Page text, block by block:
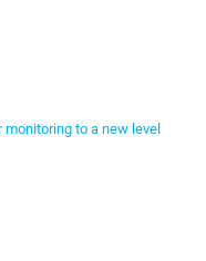
monitoring to a new level